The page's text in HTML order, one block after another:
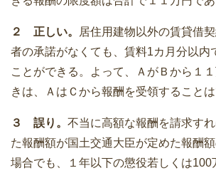
２ 正しい。
居住用建物以外の賃貸借
者の承諾がなくても、賃料1カ月分以内
ことができる。よって、ＡがＢから１
きは、ＡはＣから報酬を受領することは
３ 誤り。 不当に高額な報酬を請求す
た報酬額が国土交通大臣が定めた報酬
場合でも、１年以下の懲役若しくは100